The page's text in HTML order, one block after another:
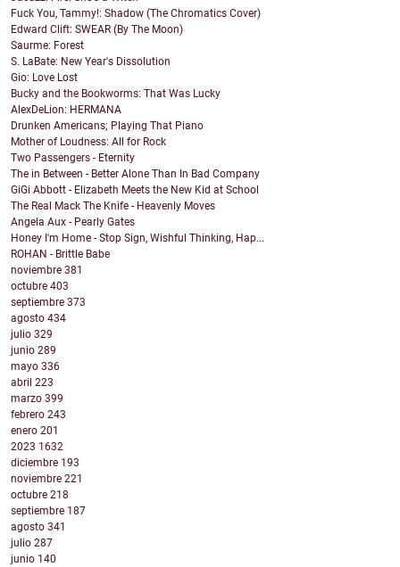
Fuck You, Tammy!: Shadow (The Chromatics Cover)
Edward Clift: SWEAR (By The Moon)
Saurme: Forest
S. LaBate: New Year's Dissolution
Gio: Love Lost
Bucky and the Bookworms: That Was Lucky
AlexDeLion: HERMANA
Drunken Americans; Playing That Piano
Mother of Loudness: All for Rock
Two Passengers - Eternity
The in Between - Better Alone Than In Bad Company
GiGi Abbott - Elizabeth Meets the New Kid at School
The Real Mack The Knife - Heavenly Moves
Angela Aux - Pearly Gates
Honey I'm Home - Stop Sign, Wishful Thinking, Hap...
ROHAN - Brittle Babe
noviembre 381
octubre 403
septiembre 373
agosto 434
julio 329
junio 289
mayo 336
abril 223
marzo 399
febrero 243
enero 201
2023 1632
diciembre 193
noviembre 221
octubre 218
septiembre 187
agosto 341
julio 287
junio 140